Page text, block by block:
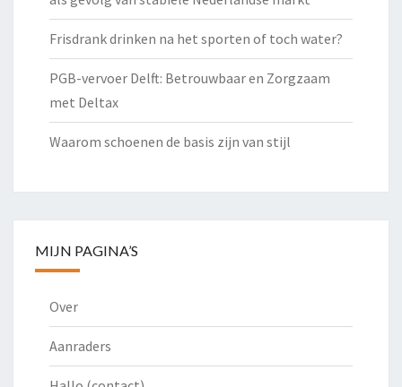
Frisdrank drinken na het sporten of toch water?
PGB-vervoer Delft: Betrouwbaar en Zorgzaam
met Deltax
Waarom schoenen de basis zijn van stijl
MIJN PAGINA’S
Over
Aanraders